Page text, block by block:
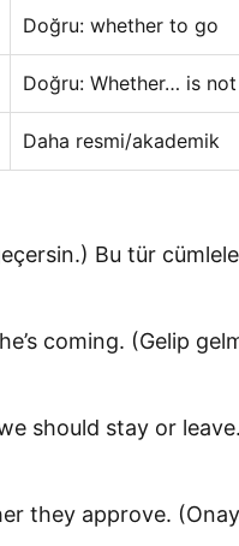
Doğru: whether to go
Doğru: Whether… is not
Daha resmi/akademik
Bu tür
coming. (Gelip
should stay or leave.
they approve.